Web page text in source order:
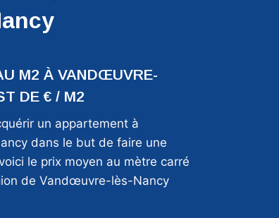
M2 À VANDŒUVRE-
DE € / M2
un appartement à
dans le but de faire une
le prix moyen au mètre carré
de Vandœuvre-lès-Nancy